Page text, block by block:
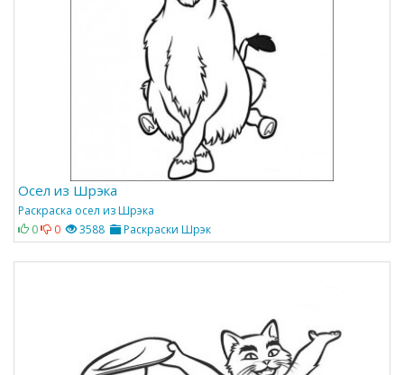
Осел из Шрэка
Раскраска осел из Шрэка
0
0 3588 Раскраски Шрэк